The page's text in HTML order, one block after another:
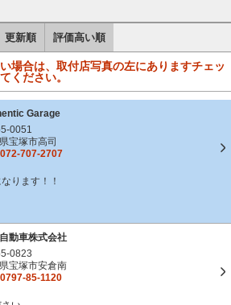
更新順 評価高い順
場合は、取付店写真の左にありますチェッ
ください。
Garage
0051
宝塚市高司
072-707-2707
ります！！
動車株式会社
0823
宝塚市安倉南
0797-85-1120